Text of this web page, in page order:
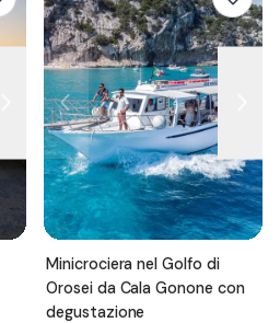
Minicrociera nel Golfo di
Orosei da Cala Gonone con
degustazione